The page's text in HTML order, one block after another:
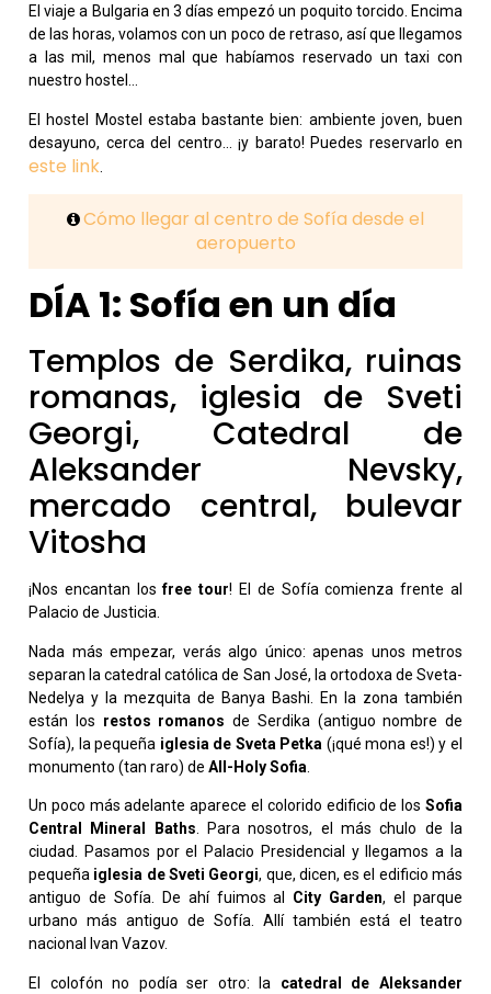
El viaje a Bulgaria en 3 días empezó un poquito torcido. Encima
de las horas, volamos con un poco de retraso, así que llegamos
a las mil, menos mal que habíamos reservado un taxi con
nuestro hostel…
El hostel Mostel estaba bastante bien: ambiente joven, buen
desayuno, cerca del centro… ¡y barato! Puedes reservarlo en
este link
Cómo llegar al centro de Sofía desde el
aeropuerto
DÍA 1: Sofía en un día
Templos de Serdika, ruinas
romanas, iglesia de Sveti
Georgi, Catedral de
Aleksander Nevsky,
mercado central, bulevar
Vitosha
¡Nos encantan losfree tour! El de Sofía comienza frente al
Palacio de Justicia.
Nada más empezar, verás algo único: apenas unos metros
separan la catedral católica de San José, la ortodoxa de Sveta-
Nedelya y la mezquita de Banya Bashi. En la zona también
están los restos romanos de Serdika (antiguo nombre de
Sofía), la pequeña iglesia de Sveta Petka (¡qué mona es!) y el
monumento (tan raro) de All-Holy Sofia
Un poco más adelante aparece el colorido edificio de los Sofia
Central Mineral Baths . Para nosotros, el más chulo de la
ciudad. Pasamos por el Palacio Presidencial y llegamos a la
pequeña iglesia de Sveti Georgi, que, dicen, es el edificio más
antiguo de Sofía. De ahí fuimos al
City Garden, el parque
urbano más antiguo de Sofía. Allí también está el teatro
nacional Ivan Vazov.
El colofón no podía ser otro: la catedral de Aleksander